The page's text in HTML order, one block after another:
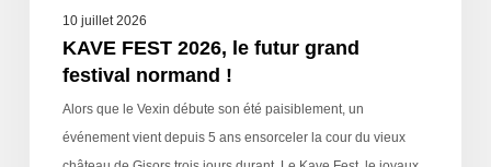
10 juillet 2026
KAVE FEST 2026, le futur grand
festival normand !
Alors que le Vexin débute son été paisiblement, un
événement vient depuis 5 ans ensorceler la cour du vieux